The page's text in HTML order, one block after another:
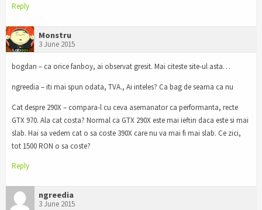
Reply
Monstru
3 June 2015
bogdan – ca orice fanboy, ai observat gresit. Mai citeste site-ul asta…
ngreedia – iti mai spun odata, TVA., Ai inteles? Ca bag de seama ca nu
Cat despre 290X – compara-l cu ceva asemanator ca performanta, recte
GTX 970. Ala cat costa? Normal ca GTX 290X este mai ieftin daca este si mai
slab. Hai sa vedem cat o sa coste 390X care nu va mai fi mai slab. Ce zici,
tot 1500 RON o sa coste?
Reply
ngreedia
3 June 2015